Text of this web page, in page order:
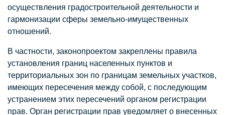
осуществления градостроительной деятельности и
гармонизации сферы земельно-имущественных
отношений.
В частности, законопроектом закреплены правила
установления границ населенных пунктов и
территориальных зон по границам земельных участков,
имеющих пересечения между собой, с последующим
устранением этих пересечений органом регистрации
прав. Орган регистрации прав уведомляет о внесенных